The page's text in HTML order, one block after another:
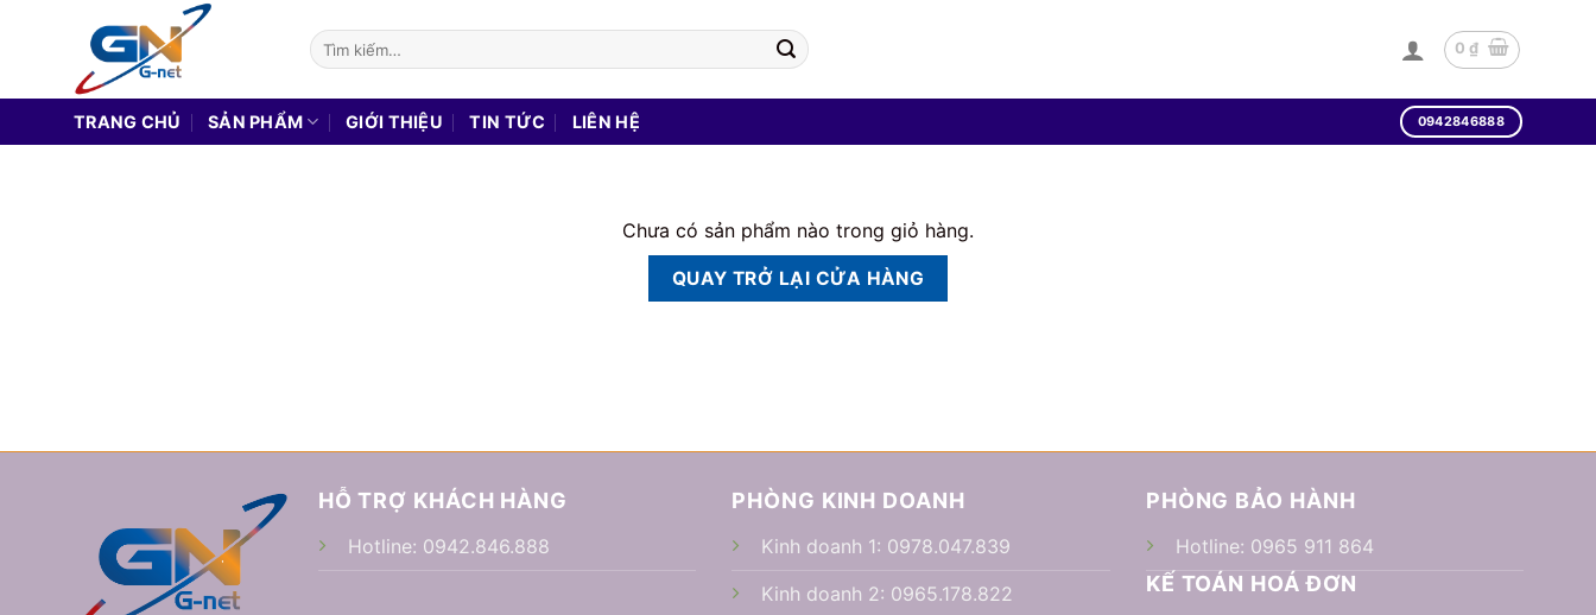
dung
Tìm
kiếm:
0₫
TRANG CHỦ SẢN PHẨM GIỚI THIỆU TIN TỨC LIÊN HỆ 0942846888
Chưa có sản phẩm nào trong giỏ hàng.
QUAY TRỞ LẠI CỬA HÀNG
HỖ TRỢ KHÁCH HÀNG
Hotline: 0942.846.888
PHÒNG KINH DOANH
Kinh doanh 1: 0978.047.839
Kinh doanh 2: 0965.178.822
PHÒNG BẢO HÀNH
Hotline: 0965 911 864
KẾ TOÁN HOÁ ĐƠN